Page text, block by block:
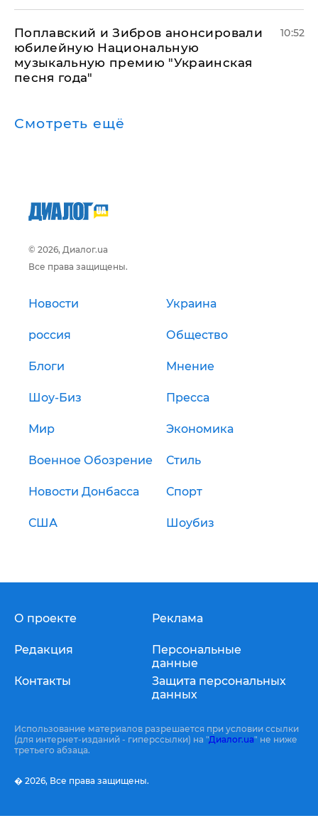
Поплавский и Зибров анонсировали
юбилейную Национальную
музыкальную премию "Украинская
песня года"
10:52
Смотреть ещё
© 2026, Диалог.ua
Все права защищены.
Новости Украина
россия Общество
Блоги Мнение
Шоу-Биз Пресса
Мир Экономика
Военное Обозрение Стиль
Новости Донбасса Спорт
США Шоубиз
О проекте
Редакция
Контакты
Реклама
Персональные
данные
Защита персональных
данных
Использование материалов разрешается при условии ссылки
(для интернет-изданий - гиперссылки) на "Диалог.ua" не ниже
третьего абзаца.
� 2026, Все права защищены.